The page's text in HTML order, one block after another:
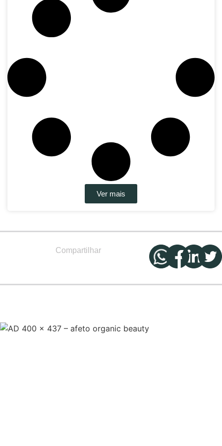
Ver mais
Compartilhar